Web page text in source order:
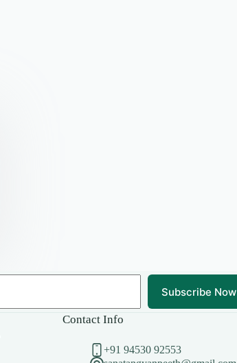
Subscribe Now
Contact Info
+91 94530 92553